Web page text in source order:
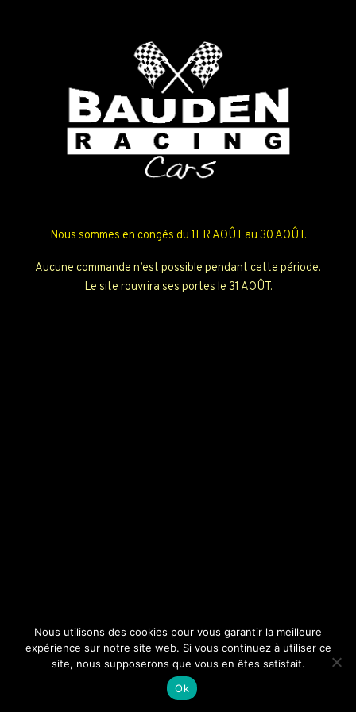
Nous sommes en congés du 1ER AOÛT au 30 AOÛT.
Aucune commande n’est possible pendant cette période.
Le site rouvrira ses portes le 31 AOÛT.
Nous utilisons des cookies pour vous garantir la meilleure
expérience sur notre site web. Si vous continuez à utiliser ce
site, nous supposerons que vous en êtes satisfait.
Ok